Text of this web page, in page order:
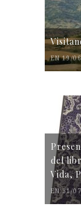
EN 19/
del
Vida,
EN 31/